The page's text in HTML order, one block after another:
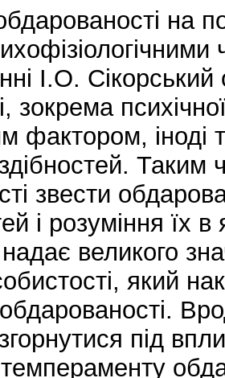
на
І.О. Сікорський
зокрема
фактором, іноді
Таким
звести
і розуміння їх в
великого
який
обдарованості.
під